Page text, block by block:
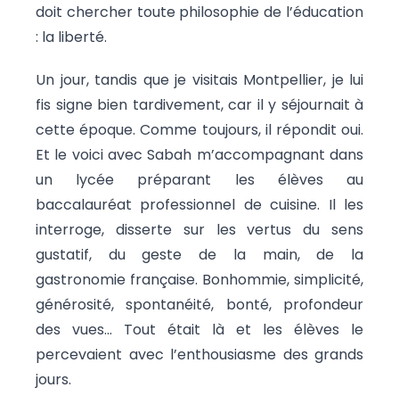
doit chercher toute philosophie de l’éducation
: la liberté.
Un jour, tandis que je visitais Montpellier, je lui
fis signe bien tardivement, car il y séjournait à
cette époque. Comme toujours, il répondit oui.
Et le voici avec Sabah m’accompagnant dans
un lycée préparant les élèves au
baccalauréat professionnel de cuisine. Il les
interroge, disserte sur les vertus du sens
gustatif, du geste de la main, de la
gastronomie française. Bonhommie, simplicité,
générosité, spontanéité, bonté, profondeur
des vues… Tout était là et les élèves le
percevaient avec l’enthousiasme des grands
jours.